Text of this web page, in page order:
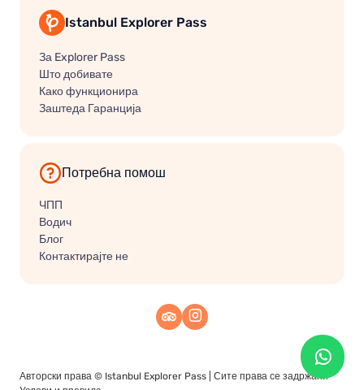
Istanbul Explorer Pass
За Explorer Pass
Што добивате
Како функционира
Заштеда Гаранција
Потребна помош
ЧПП
Водич
Блог
Контактирајте не
Авторски права © Istanbul Explorer Pass | Сите права се задржани